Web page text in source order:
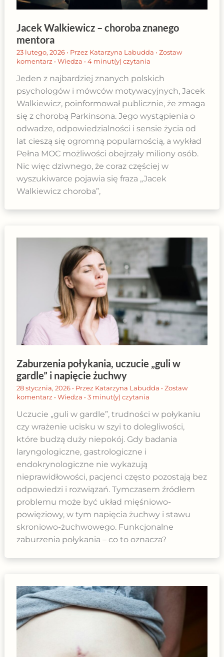
Jacek Walkiewicz – choroba znanego
mentora
23 lutego, 2026 • Przez Katarzyna Labudda • Zostaw
komentarz • Wiedza • 4 minut(y) czytania
Jeden z najbardziej znanych polskich
psychologów i mówców motywacyjnych, Jacek
Walkiewicz, poinformował publicznie, że zmaga
się z chorobą Parkinsona. Jego wystąpienia o
odwadze, odpowiedzialności i sensie życia od
lat cieszą się ogromną popularnością, a wykład
Pełna MOC możliwości obejrzały miliony osób.
Nic więc dziwnego, że coraz częściej w
wyszukiwarce pojawia się fraza „Jacek
Walkiewicz choroba”,
Zaburzenia połykania, uczucie „guli w
gardle” i napięcie żuchwy
28 stycznia, 2026 • Przez Katarzyna Labudda • Zostaw
komentarz • Wiedza • 3 minut(y) czytania
Uczucie „guli w gardle”, trudności w połykaniu
czy wrażenie ucisku w szyi to dolegliwości,
które budzą duży niepokój. Gdy badania
laryngologiczne, gastrologiczne i
endokrynologiczne nie wykazują
nieprawidłowości, pacjenci często pozostają bez
odpowiedzi i rozwiązań. Tymczasem źródłem
problemu może być układ mięśniowo-
powięziowy, w tym napięcia żuchwy i stawu
skroniowo-żuchwowego. Funkcjonalne
zaburzenia połykania – co to oznacza?